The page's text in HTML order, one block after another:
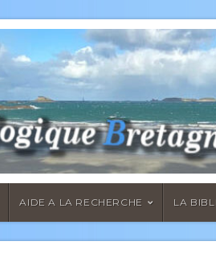
AIDE A LA RECHERCHE LA